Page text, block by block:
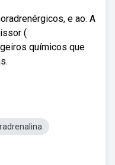
e ao. A
(
químicos que